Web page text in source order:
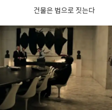
건물은 법으로 짓는다